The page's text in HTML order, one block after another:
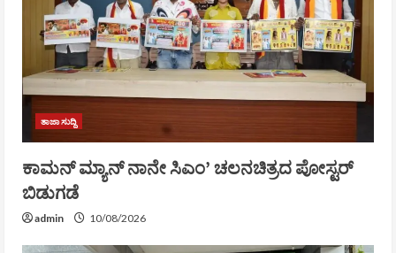
ತಾಜಾ ಸುದ್ದಿ
ಕಾಮನ್ ಮ್ಯಾನ್ ನಾನೇ ಸಿಎಂ’ ಚಲನಚಿತ್ರದ ಪೋಸ್ಟರ್
ಬಿಡುಗಡೆ
admin 10/08/2026